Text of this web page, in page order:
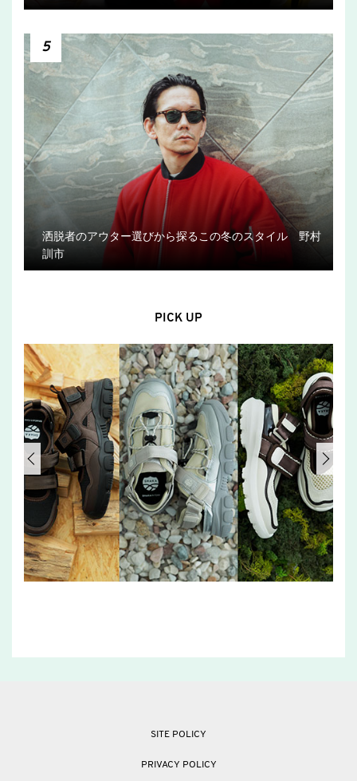
5
洒脱者のアウター選びから探るこの冬のスタイル 野村
訓市
PICK UP
SITE POLICY
PRIVACY POLICY